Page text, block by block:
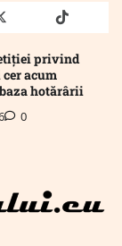
truthtiktok
privind
acum
hotărârii
0